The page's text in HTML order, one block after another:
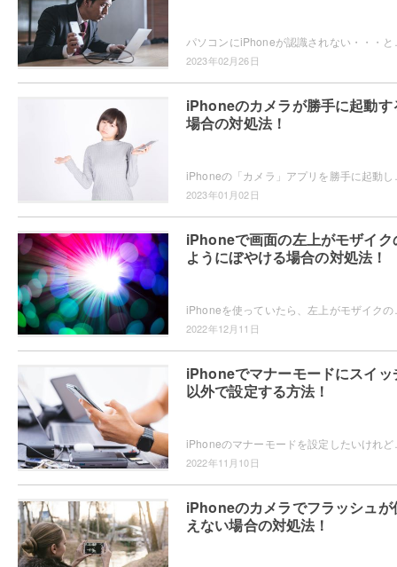
2023年02月26日
iPhoneのカメラが勝手に起動す
場合の対処法！
2023年01月02日
iPhoneで画面の左上がモザイク
ようにぼやける場合の対処法！
2022年12月11日
iPhoneでマナーモードにスイッ
以外で設定する方法！
2022年11月10日
iPhoneのカメラでフラッシュが
えない場合の対処法！